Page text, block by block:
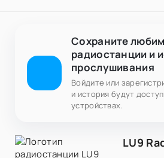
Сохраните
радиостанции и
прослушивания
Войдите или
и история будут
устройствах.
LU9